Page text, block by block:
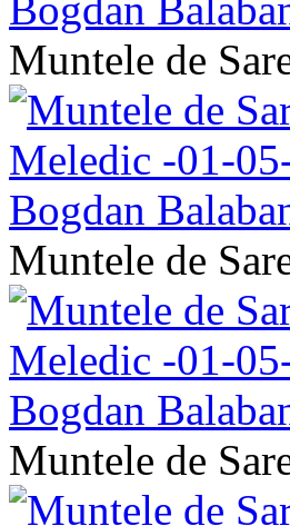
Muntele de
Muntele de
Muntele de